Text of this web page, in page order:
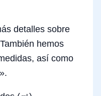
detalles sobre
hemos
así como